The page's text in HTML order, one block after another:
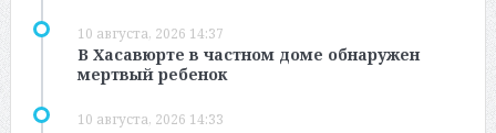
10 августа, 2026 14:37
В Хасавюрте в частном доме обнаружен
мертвый ребенок
10 августа, 2026 14:33